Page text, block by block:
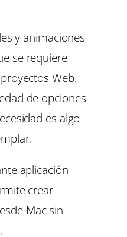
y animaciones
se requiere
Web.
de opciones
es algo
aplicación
crear
Mac sin